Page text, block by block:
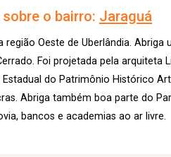
o bairro: Jaraguá
Oeste de Uberlândia.
Foi projetada pela arquiteta
do Patrimônio Histórico
Abriga também boa parte do
bancos e academias ao ar livre.